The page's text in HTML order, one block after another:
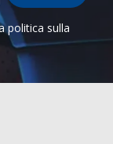
politica sulla